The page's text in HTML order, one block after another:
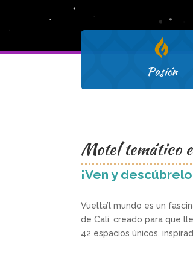

Pasión
Motel temático
¡Ven y
Vuelta’l mundo es un
de Cali, creado para que
42 espacios únicos,